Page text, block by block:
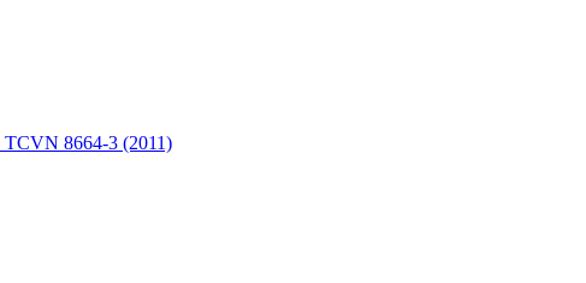
TCVN 8664-3 (2011)